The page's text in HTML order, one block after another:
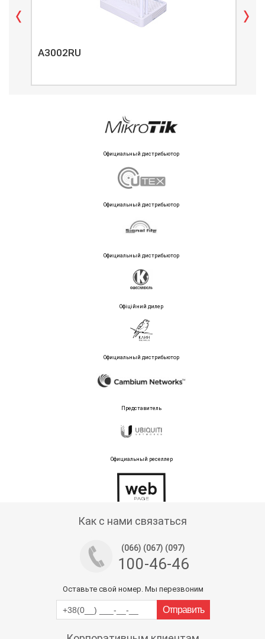
A3002RU
Официальный дистрибьютор
Официальный дистрибьютор
Официальный дистрибьютор
Офіційний дилер
Официальный дистрибьютор
Представитель
Официальный реселлер
Как с нами связаться
(066) (067) (097)
100-46-46
Оставьте свой номер. Мы перезвоним